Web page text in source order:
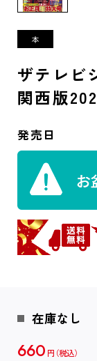
ザテレビ
関西版
発売日
在庫なし
660 円